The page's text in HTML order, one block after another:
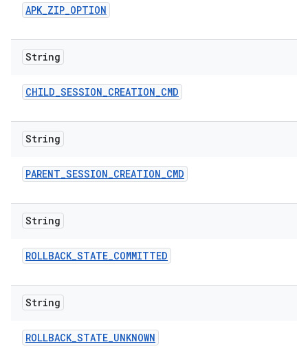
APK_ZIP_OPTION
String
CHILD_SESSION_CREATION_CMD
String
PARENT_SESSION_CREATION_CMD
String
ROLLBACK_STATE_COMMITTED
String
ROLLBACK_STATE_UNKNOWN